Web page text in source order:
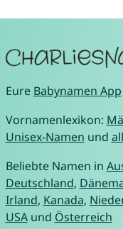
Eure Babynamen App
Vornamenlexikon:
Unisex-Namen und
Beliebte Namen in
Deutschland,
Irland, Kanada,
USAund Österreich